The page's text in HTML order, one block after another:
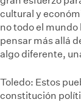
cultural y
no todo el mundo
pensar más allá
algo diferente,
Toledo: Estos
constitución